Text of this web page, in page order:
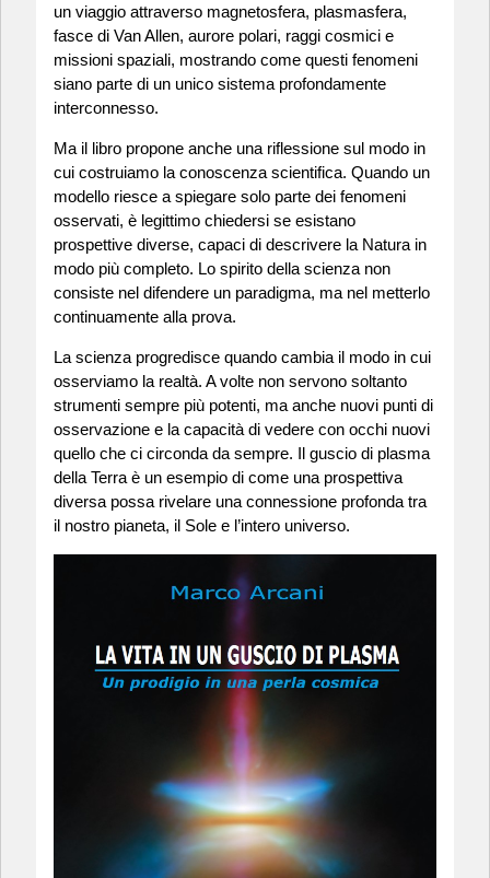
un viaggio attraverso magnetosfera, plasmasfera,
fasce di Van Allen, aurore polari, raggi cosmici e
missioni spaziali, mostrando come questi fenomeni
siano parte di un unico sistema profondamente
interconnesso.
Ma il libro propone anche una riflessione sul modo in
cui costruiamo la conoscenza scientifica. Quando un
modello riesce a spiegare solo parte dei fenomeni
osservati, è legittimo chiedersi se esistano
prospettive diverse, capaci di descrivere la Natura in
modo più completo. Lo spirito della scienza non
consiste nel difendere un paradigma, ma nel metterlo
continuamente alla prova.
La scienza progredisce quando cambia il modo in cui
osserviamo la realtà. A volte non servono soltanto
strumenti sempre più potenti, ma anche nuovi punti di
osservazione e la capacità di vedere con occhi nuovi
quello che ci circonda da sempre. Il guscio di plasma
della Terra è un esempio di come una prospettiva
diversa possa rivelare una connessione profonda tra
il nostro pianeta, il Sole e l’intero universo.